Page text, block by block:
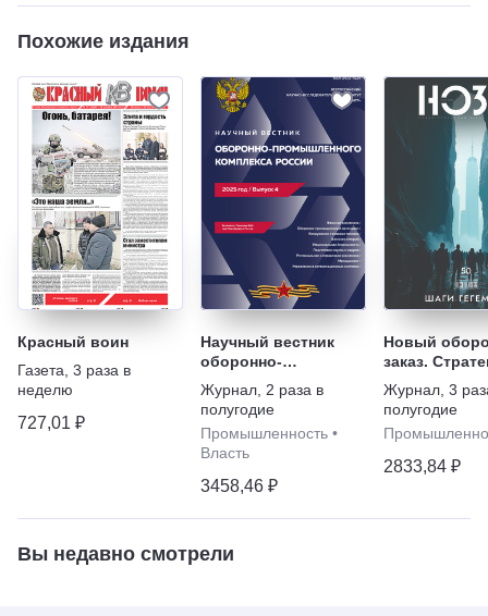
Похожие издания
Красный воин
Газета 3 раза в
неделю
727,01 ₽
Научный вестник
оборонно-
промышленного
комплекса России
Журнал 2 раза в
полугодие
Промышленность •
Власть
3458,46 ₽
Новый
заказ.
Журнал 3
полугодие
2833,84 ₽
Вы недавно смотрели